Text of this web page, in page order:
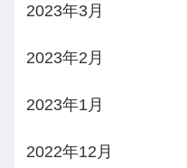
2023年3月
2023年2月
2023年1月
2022年12月